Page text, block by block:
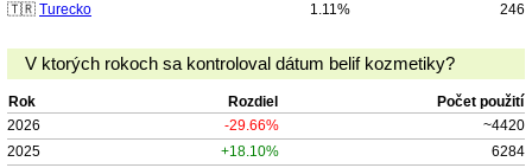
🇹🇷 Turecko 1.11% 246
V ktorých rokoch sa kontroloval dátum belif kozmetiky?
Rok Rozdiel
Počet použití
2026
-29.66%
~4420
2025
+18.10%
6284